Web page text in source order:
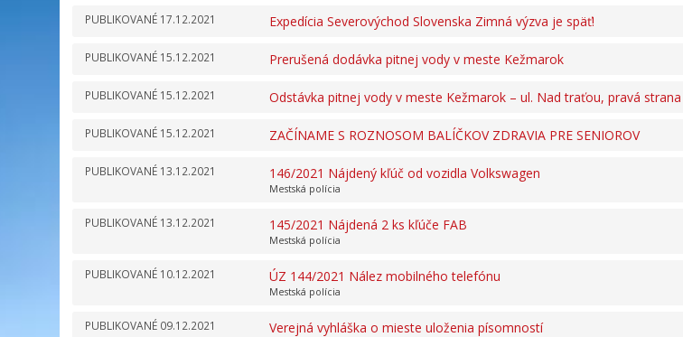
PUBLIKOVANÉ 17.12.2021 Expedícia Severovýchod Slovenska Zimná výzva je späť!
PUBLIKOVANÉ 15.12.2021 Prerušená dodávka pitnej vody v meste Kežmarok
PUBLIKOVANÉ 15.12.2021 Odstávka pitnej vody v meste Kežmarok – ul. Nad traťou, pravá
PUBLIKOVANÉ 15.12.2021 ZAČÍNAME S ROZNOSOM BALÍČKOV ZDRAVIA PRE SENIOROV
PUBLIKOVANÉ 13.12.2021 146/2021 Nájdený kľúč od vozidla Volkswagen
Mestská polícia
PUBLIKOVANÉ 13.12.2021 145/2021 Nájdená 2 ks kľúče FAB
Mestská polícia
PUBLIKOVANÉ 10.12.2021 ÚZ 144/2021 Nález mobilného telefónu
Mestská polícia
PUBLIKOVANÉ 09.12.2021 Verejná vyhláška o mieste uloženia písomností